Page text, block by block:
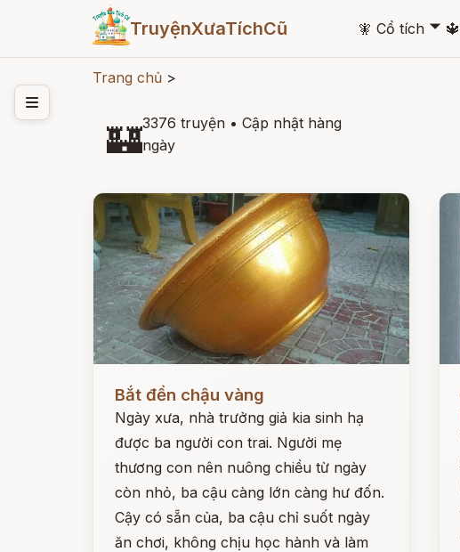
TruyệnXưaTíchCũ 🧚 Cổ tích 🞃 🔱
Trang chủ >
🏰3376 truyện • Cập nhật hàng
ngày
Đọc ngay
Bắt đền chậu vàng
Ngày xưa, nhà trưởng giả kia sinh hạ
được ba người con trai. Người mẹ
thương con nên nuông chiều từ ngày
còn nhỏ, ba cậu càng lớn càng hư đốn.
Cậy có sẵn của, ba cậu chỉ suốt ngày
ăn chơi, không chịu học hành và làm